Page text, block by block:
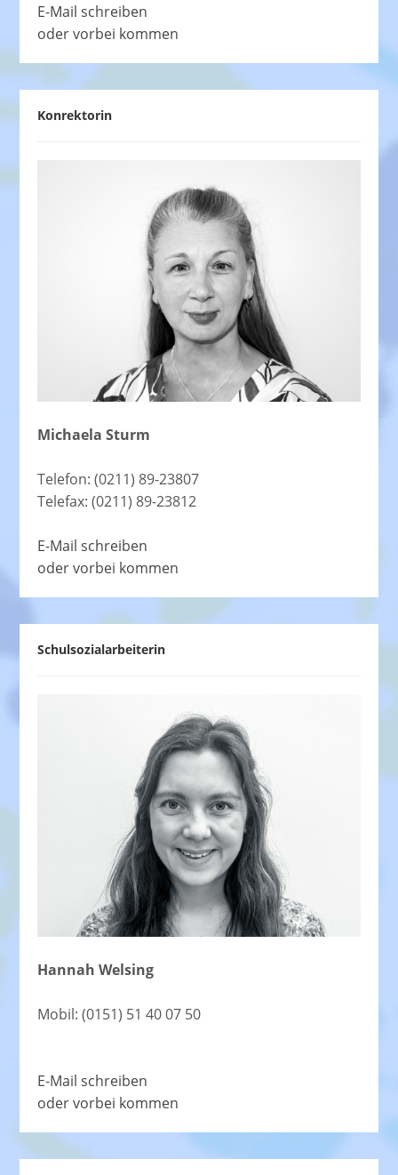
E-Mail schreiben
oder vorbei kommen
Konrektorin
Michaela Sturm
Telefon: (0211) 89-23807
Telefax: (0211) 89-23812
E-Mail schreiben
oder vorbei kommen
Schulsozialarbeiterin
Hannah Welsing
Mobil: (0151) 51 40 07 50
E-Mail schreiben
oder vorbei kommen